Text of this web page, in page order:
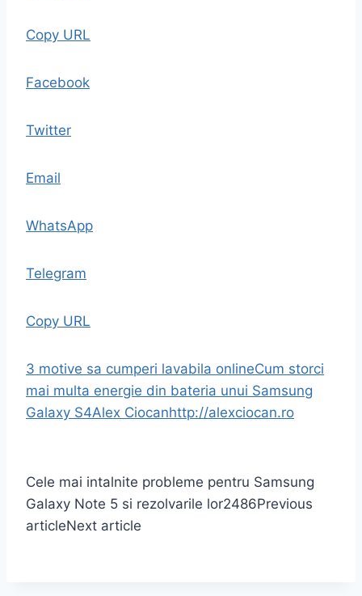
Copy URL
Facebook
Twitter
Email
WhatsApp
Telegram
Copy URL
3 motive sa cumperi lavabila onlineCum storci
mai multa energie din bateria unui Samsung
Galaxy S4Alex Ciocanhttp://alexciocan.ro
Cele mai intalnite probleme pentru Samsung
Galaxy Note 5 si rezolvarile lor2486Previous
articleNext article